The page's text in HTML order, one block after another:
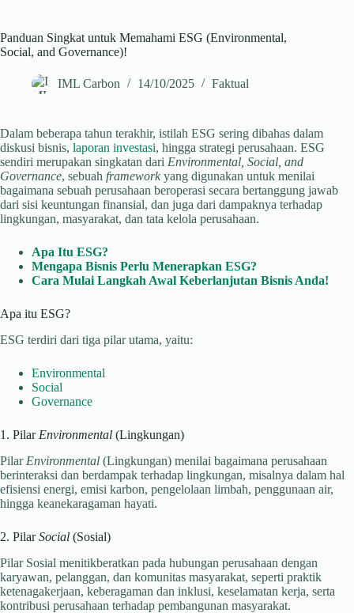
Panduan Singkat untuk Memahami ESG (Environmental,
Social, and Governance)!
IML Carbon 14/10/2025 Faktual
Dalam beberapa tahun terakhir, istilah ESG sering dibahas dalam
diskusi bisnis, laporan investasi, hingga strategi perusahaan. ESG
sendiri merupakan singkatan dari Environmental, Social, and
Governance, sebuah frameworkyang digunakan untuk menilai
bagaimana sebuah perusahaan beroperasi secara bertanggung jawab
dari sisi keuntungan finansial, dan juga dari dampaknya terhadap
lingkungan, masyarakat, dan tata kelola perusahaan.
Apa Itu ESG?
Mengapa Bisnis Perlu Menerapkan ESG?
Cara Mulai Langkah Awal Keberlanjutan Bisnis Anda!
Apa itu ESG?
ESG terdiri dari tiga pilar utama, yaitu:
Environmental
Social
Governance
1. Pilar Environmental (Lingkungan)
Pilar Environmental (Lingkungan) menilai bagaimana perusahaan
berinteraksi dan berdampak terhadap lingkungan, misalnya dalam hal
efisiensi energi, emisi karbon, pengelolaan limbah, penggunaan air,
hingga keanekaragaman hayati.
2. PilarSocial (Sosial)
Pilar Sosial menitikberatkan pada hubungan perusahaan dengan
karyawan, pelanggan, dan komunitas masyarakat, seperti praktik
ketenagakerjaan, keberagaman dan inklusi, keselamatan kerja, serta
kontribusi perusahaan terhadap pembangunan masyarakat.